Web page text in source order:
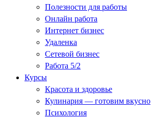
Полезности для работы
Онлайн работа
Интернет бизнес
Удаленка
Сетевой бизнес
Работа 5/2
Курсы
Красота и здоровье
Кулинария — готовим вкусно
Психология